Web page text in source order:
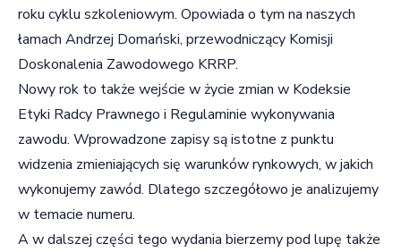
roku cyklu szkoleniowym. Opowiada o tym na naszych
łamach Andrzej Domański, przewodniczący Komisji
Doskonalenia Zawodowego KRRP.
Nowy rok to także wejście w życie zmian w Kodeksie
Etyki Radcy Prawnego i Regulaminie wykonywania
zawodu. Wprowadzone zapisy są istotne z punktu
widzenia zmieniających się warunków rynkowych, w jakich
wykonujemy zawód. Dlatego szczegółowo je analizujemy
w temacie numeru.
A w dalszej części tego wydania bierzemy pod lupę także